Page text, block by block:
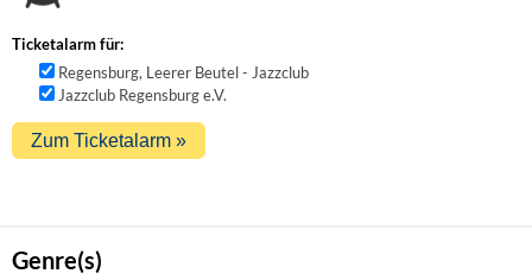
Ticketalarm für:
Regensburg, Leerer Beutel - Jazzclub
Jazzclub Regensburg e.V.
Genre(s)